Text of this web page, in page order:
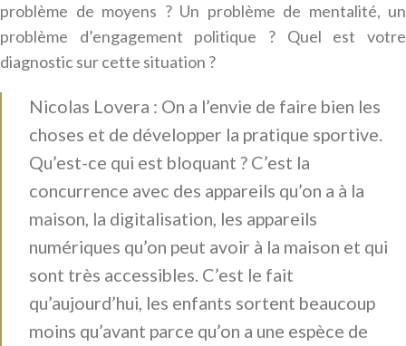
problème de moyens ? Un problème de mentalité, un
problème d’engagement politique ? Quel est votre
diagnostic sur cette situation ?
Nicolas Lovera : On a l’envie de faire bien les
choses et de développer la pratique sportive.
Qu’est-ce qui est bloquant ? C’est la
concurrence avec des appareils qu’on a à la
maison, la digitalisation, les appareils
numériques qu’on peut avoir à la maison et qui
sont très accessibles. C’est le fait
qu’aujourd’hui, les enfants sortent beaucoup
moins qu’avant parce qu’on a une espèce de